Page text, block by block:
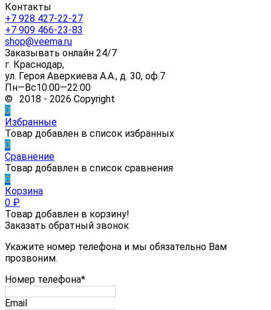
Контакты
+7 928 427-22-27
+7 909 466-23-83
shop@veema.ru
Заказывать онлайн 24/7
г. Краснодар,
ул. Героя Аверкиева А.А., д. 30, оф.7
Пн—Вс10:00—22:00
© 2018 - 2026 Copyright
0
Избранные
Товар добавлен в список избранных
0
Сравнение
Товар добавлен в список сравнения
0
Корзина
0 ₽
Товар добавлен в корзину!
Заказать обратный звонок
Укажите номер телефона и мы обязательно Вам
прозвоним.
Номер телефона*
Email